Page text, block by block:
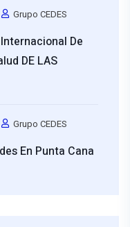
Grupo CEDES
De
DE LAS
Grupo CEDES
En Punta Cana